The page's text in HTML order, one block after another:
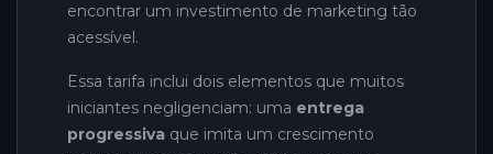
encontrar um investimento de marketing tão
acessível.
Essa tarifa inclui dois elementos que muitos
iniciantes negligenciam: uma entrega
progressiva que imita um crescimento